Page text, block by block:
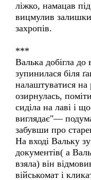
ліжко, намацав
вицмулив залишки
захропів.
***
Валька добігла до
зупинилася біля
налаштуватися на
озирнулась,
сиділа на лаві і
виглядає"—
забувши про
На вході Вальку
документів( а
взяла) він
військомат і